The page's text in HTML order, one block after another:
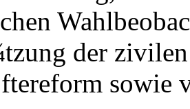
der
sowie